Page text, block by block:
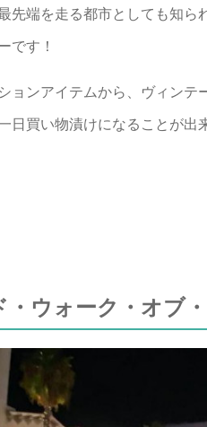
先端を走る都市としても知ら
です！
ョンアイテムから、ヴィン
日買い物漬けになることが出
・ウォーク・オブ